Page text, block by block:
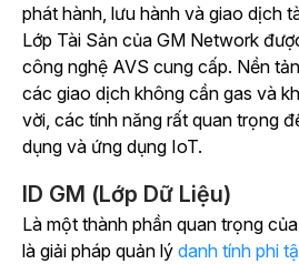
phát hành, lưu hành và giao dịch
Lớp Tài Sản của GM Network
công nghệ AVS cung cấp. Nền
các giao dịch không cần gas và
vời, các tính năng rất quan trọng
dụng và ứng dụng IoT.
ID GM (Lớp Dữ Liệu)
Là một thành phần quan trọng
là giải pháp quản lý danh tính phi